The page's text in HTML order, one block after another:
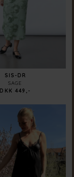
SIS-DR
SAGE
DKK 449,-